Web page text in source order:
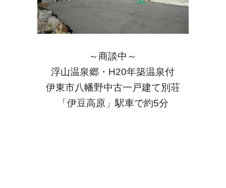
～商談中～
浮山温泉郷・H20年築温泉付
伊東市八幡野中古一戸建て別荘
「伊豆高原」駅車で約5分